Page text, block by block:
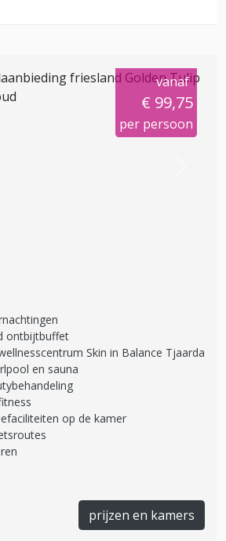
vanaf
€ 99,75
per persoon
ontbijtbuffet
Skin in Balance Tjaarda
en sauna
op de kamer
prijzen en kamers